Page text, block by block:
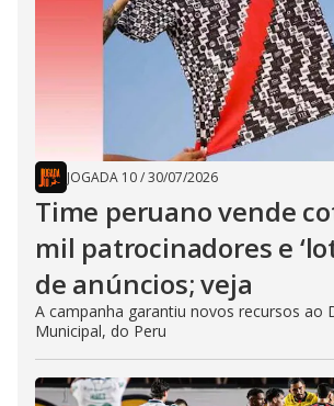
JOGADA 10/30/07/2026
Time peruano vende
mil patrocinadores e
de anúncios; veja
A campanha garantiu novos recursos ao
Municipal, do Peru